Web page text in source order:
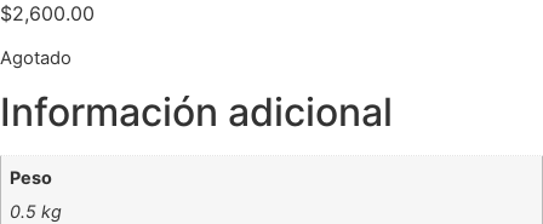
$2,600.00
Agotado
Información adicional
Peso
0.5 kg